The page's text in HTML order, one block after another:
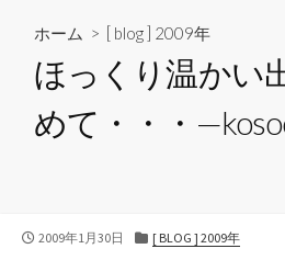
ホーム > [ blog ] 2009年
ほっくり温かい
めて・・・
公
2009年1月30日
カ
[ BLOG ] 2009年